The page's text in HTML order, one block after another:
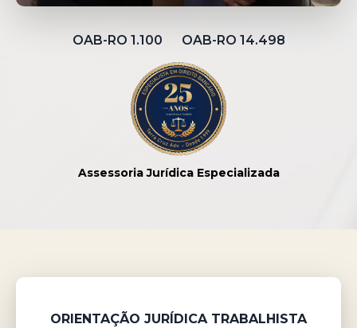
OAB-RO 1.100 OAB-RO 14.498
Assessoria Jurídica Especializada
ORIENTAÇÃO JURÍDICA TRABALHISTA